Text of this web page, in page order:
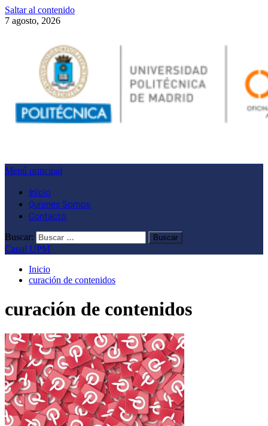
Saltar al contenido
7 agosto, 2026
Menú principal
Inicio
Quienes Somos
Contacto
Buscar:
Canal UPM
Inicio
curación de contenidos
curación de contenidos